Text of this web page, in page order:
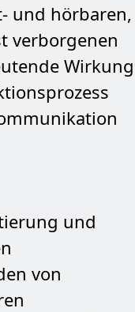
und hörbaren,
verborgenen
Wirkung
und
von